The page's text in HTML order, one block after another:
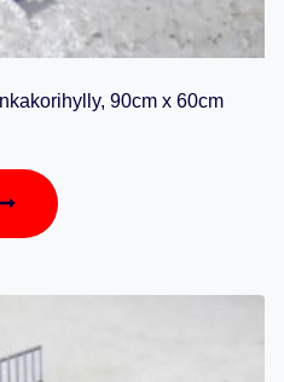
90cm x 60cm